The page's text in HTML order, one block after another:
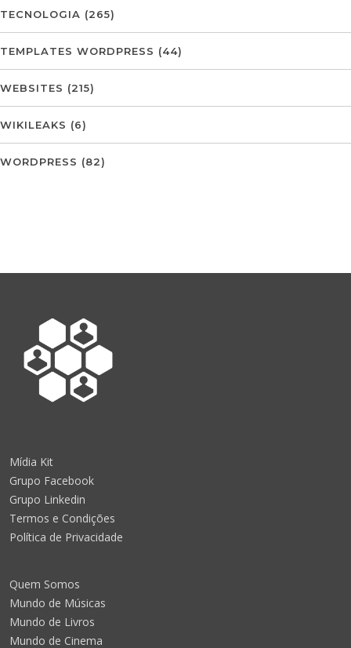
TECNOLOGIA (265)
TEMPLATES WORDPRESS (44)
WEBSITES (215)
WIKILEAKS (6)
WORDPRESS (82)
Mídia Kit
Grupo Facebook
Grupo Linkedin
Termos e Condições
Política de Privacidade
Quem Somos
Mundo de Músicas
Mundo de Livros
Mundo de Cinema